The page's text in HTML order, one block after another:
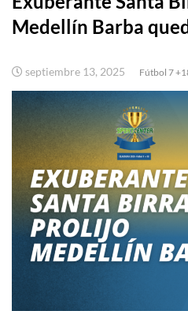
Medellín Barba
septiembre 13, 2025 Fútbol 7